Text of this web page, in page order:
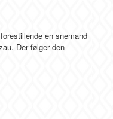
en snemand
Der følger den